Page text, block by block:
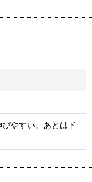
やすい。あとはド